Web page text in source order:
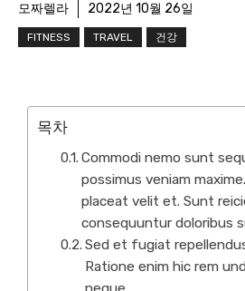
모짜렐라 2022년 10월 26일
FITNESS TRAVEL 건강
목차
Commodi nemo sunt
possimus veniam
placeat velit et. Sunt
consequuntur doloribus
Sed et fugiat
Ratione enim hic rem